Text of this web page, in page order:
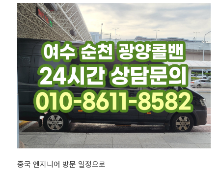
중국 엔지니어 방문 일정으로